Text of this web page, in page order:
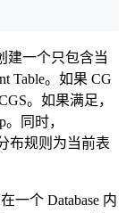
建一个只包含当
Table。如果 CG
。如果满足，
同时，
布规则为当前表
一个 Database 内